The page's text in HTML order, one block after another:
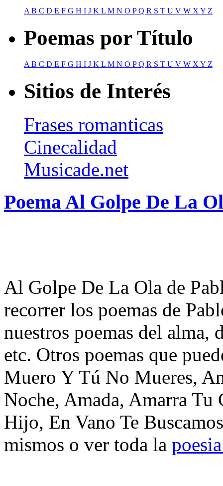
AB C D E F G H I J K L M N O PQ R S T U V W XY Z
Poemas por Título
A B C D E F G H I J K L M N O PQ R S T U V W X Y Z
Sitios de Interés
Frases romanticas
Cinecalidad
Musicade.net
Poema Al Golpe De La
Al Golpe De La Ola de
recorrer los poemas de
nuestros poemas del alma,
etc. Otros poemas que
Muero Y Tú No Mueres,
Noche, Amada, Amarra
Hijo, En Vano Te
mismos o ver toda la